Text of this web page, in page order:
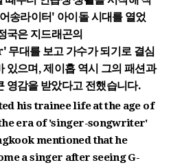
송라이터' 아이돌 시대를 열었
국은 지드래곤의
대를 보고 가수가 되기로 결심
있으며, 제이홉 역시 그의 패션과
영감을 받았다고 전했습니다.
his trainee life at the age of
the era of 'singer-songwriter'
mentioned that he
a singer after seeing G-